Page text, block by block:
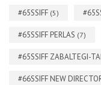
#65SSIFF (5)
#65SSIFF PERLAS (7)
#65SSIFF ZABALTEGI-
#66SSIFF NEW